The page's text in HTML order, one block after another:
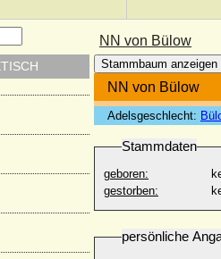
NN von Bülow
Stammbaum anzeigen
NN von Bülow
Adelsgeschlecht:
Stammdaten
geboren:
gestorben:
persönliche
von Jülich